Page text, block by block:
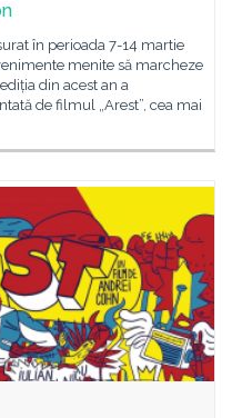
în perioada 7-14 martie
menite să marcheze
din acest an a
de filmul „Arest”, cea mai